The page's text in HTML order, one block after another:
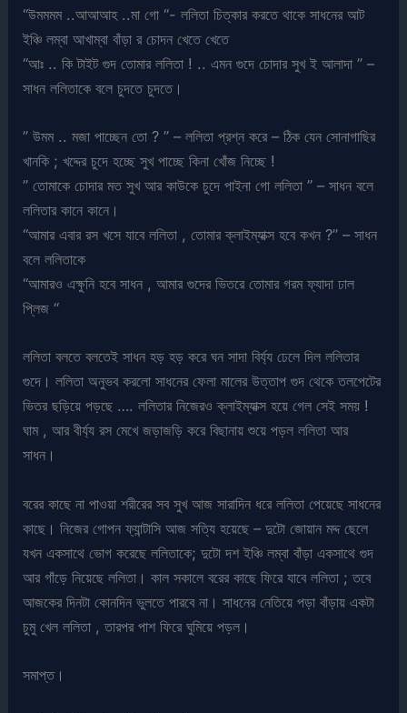
“উমমমম ..আআআহ ..মা গো “- ললিতা চিত্কার করতে থাকে সাধনের আট
ইঞ্চি লম্বা আখাম্বা বাঁড়া র চোদন খেতে খেতে
“আঃ .. কি টাইট গুদ তোমার ললিতা ! .. এমন গুদে চোদার সুখ ই আলাদা ” –
সাধন ললিতাকে বলে চুদতে চুদতে।
” উমম .. মজা পাচ্ছেন তো ? ” – ললিতা প্রশ্ন করে – ঠিক যেন সোনাগাছির
খানকি ; খদ্দের চুদে হচ্ছে সুখ পাচ্ছে কিনা খোঁজ নিচ্ছে !
” তোমাকে চোদার মত সুখ আর কাউকে চুদে পাইনা গো ললিতা ” – সাধন বলে
ললিতার কানে কানে।
“আমার এবার রস খসে যাবে ললিতা , তোমার ক্লাইম্যাক্স হবে কখন ?” – সাধন
বলে ললিতাকে
“আমারও এক্ষুনি হবে সাধন , আমার গুদের ভিতরে তোমার গরম ফ্যাদা ঢাল
প্লিজ “
ললিতা বলতে বলতেই সাধন হড় হড় করে ঘন সাদা বির্য্য ঢেলে দিল ললিতার
গুদে। ললিতা অনুভব করলো সাধনের ফেলা মালের উত্তাপ গুদ থেকে তলপেটের
ভিতর ছড়িয়ে পড়ছে …. ললিতার নিজেরও ক্লাইম্যাক্স হয়ে গেল সেই সময় !
ঘাম , আর বীর্য্য রস মেখে জড়াজড়ি করে বিছানায় শুয়ে পড়ল ললিতা আর
সাধন।
বরের কাছে না পাওয়া শরীরের সব সুখ আজ সারাদিন ধরে ললিতা পেয়েছে সাধনের
কাছে। নিজের গোপন ফ্যান্টাসি আজ সত্যি হয়েছে – দুটো জোয়ান মদ্দ ছেলে
যখন একসাথে ভোগ করেছে ললিতাকে; দুটো দশ ইঞ্চি লম্বা বাঁড়া একসাথে গুদ
আর গাঁড়ে নিয়েছে ললিতা। কাল সকালে বরের কাছে ফিরে যাবে ললিতা ; তবে
আজকের দিনটা কোনদিন ভুলতে পারবে না। সাধনের নেতিয়ে পড়া বাঁড়ায় একটা
চুমু খেল ললিতা , তারপর পাশ ফিরে ঘুমিয়ে পড়ল।
সমাপ্ত।